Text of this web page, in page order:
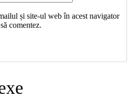
și site-ul web în acest navigator
comentez.